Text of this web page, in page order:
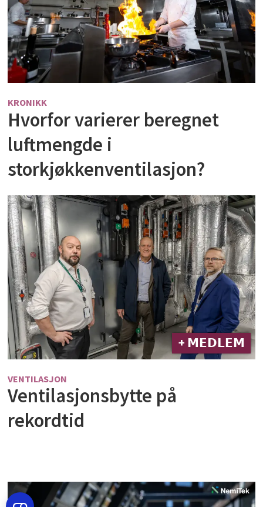
KRONIKK
Hvorfor varierer beregnet
luftmengde i
storkjøkkenventilasjon?
+ 𝗠𝗘𝗗𝗟𝗘𝗠
VENTILASJON
Ventilasjonsbytte på
rekordtid